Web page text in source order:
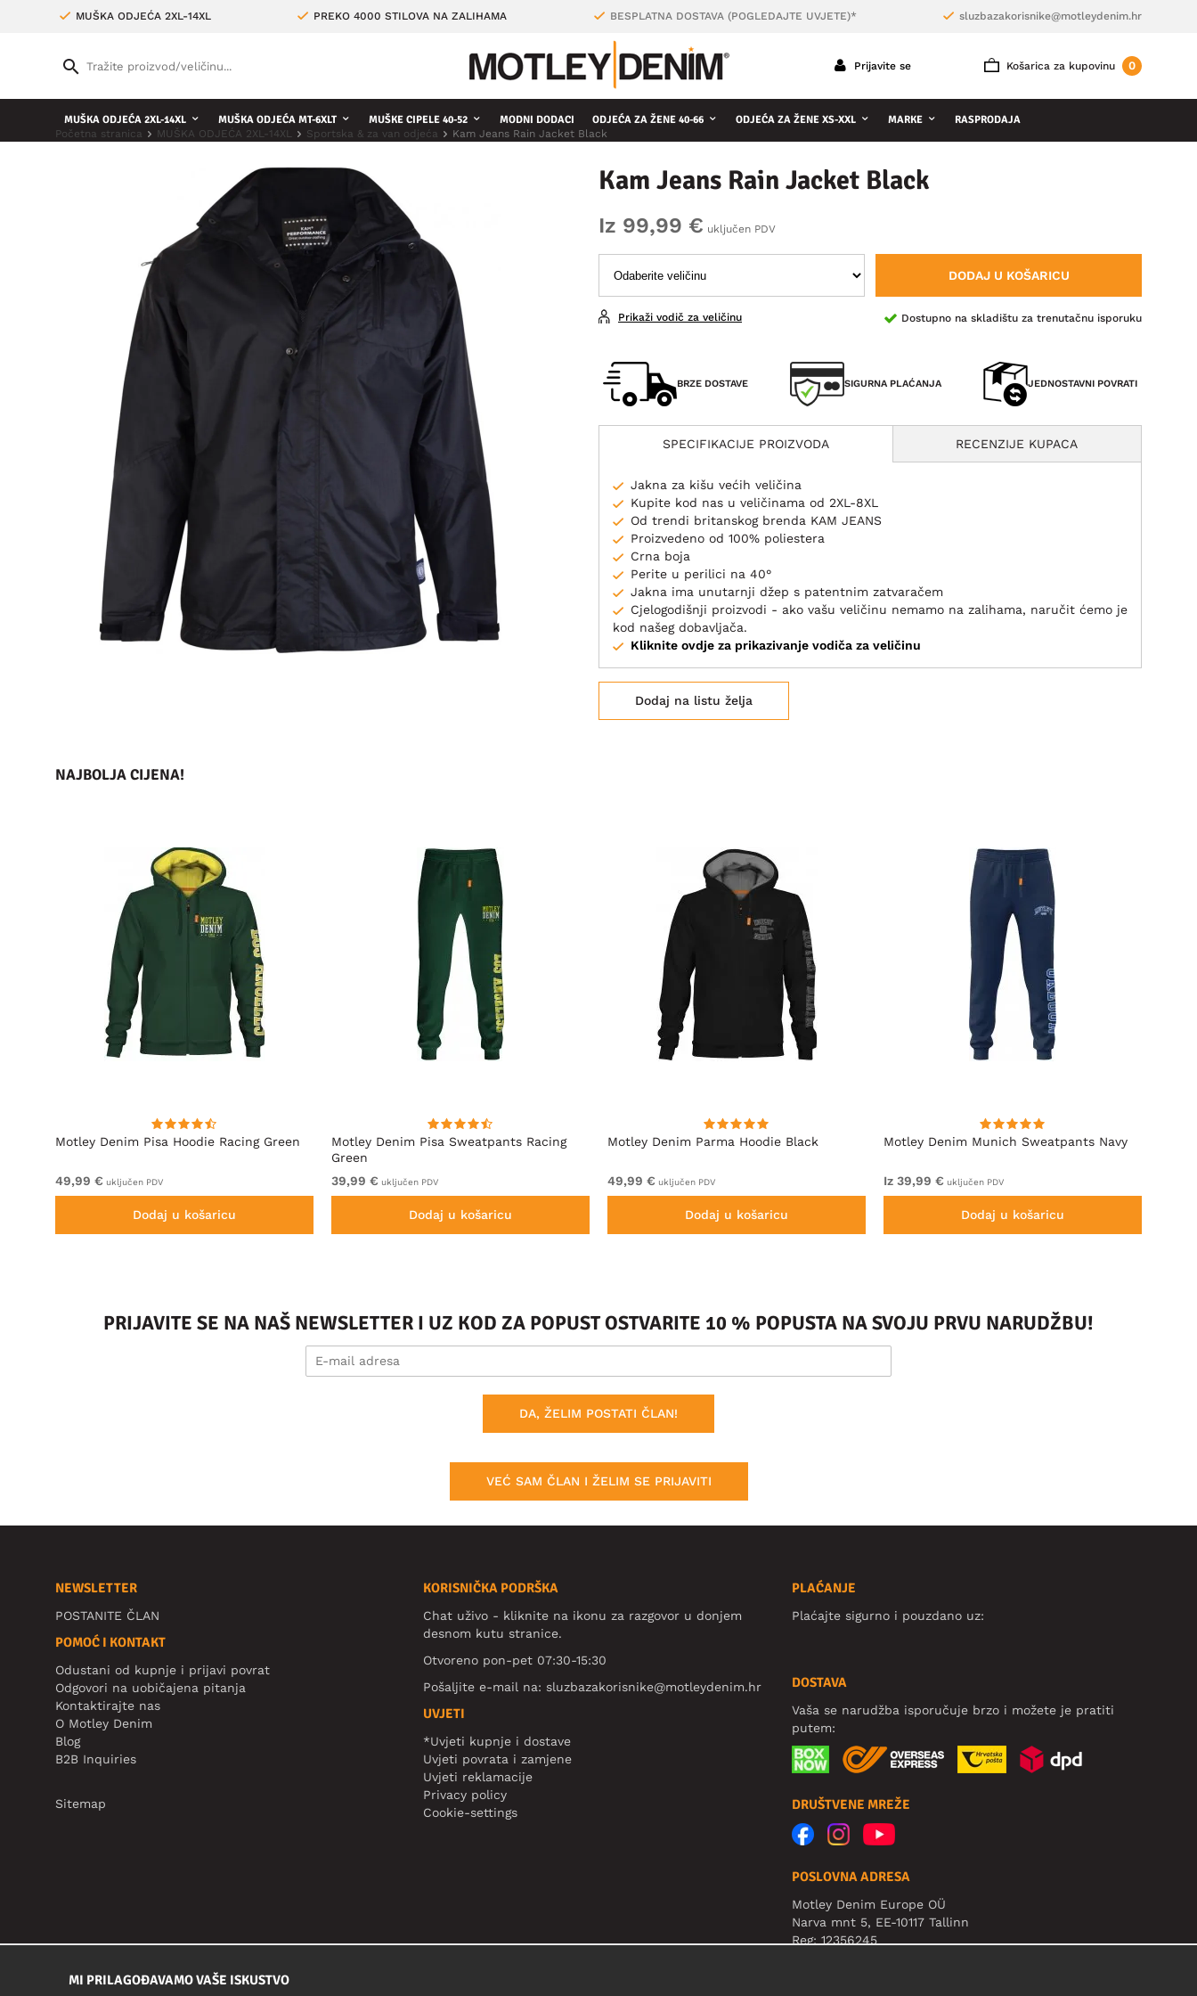
MUŠKA ODJEĆA 2XL-14XL PREKO 4000 STILOVA NA ZALIHAMA BESPLATNA DOSTAVA (POGLEDAJTE UVJETE)* sluzbazakorisnike@motleydenim.hr
Košarica za kupovinu 0
Prijavite se
MUŠKA ODJEĆA 2XL-14XL MUŠKA ODJEĆA MT-6XLT MUŠKE CIPELE 40-52 MODNI DODACI ODJEĆA ZA ŽENE 40-66 ODJEĆA ZA ŽENE XS-XXL MARKE RASPRODAJA
Početna stranica MUŠKA ODJEĆA 2XL-14XL Sportska & za van odjeća Kam Jeans Rain Jacket Black
Kam Jeans Rain Jacket Black
Iz 99,99 € uključen PDV
DODAJ U KOŠARICU
Dostupno na skladištu za trenutačnu isporuku
Prikaži vodič za veličinu
BRZE DOSTAVE SIGURNA PLAĆANJA JEDNOSTAVNI POVRATI
SPECIFIKACIJE PROIZVODA RECENZIJE KUPACA
Jakna za kišu većih veličina
Kupite kod nas u veličinama od 2XL-8XL
Od trendi britanskog brenda KAM JEANS
Proizvedeno od 100% poliestera
Crna boja
Perite u perilici na 40°
Jakna ima unutarnji džep s patentnim zatvaračem
Cjelogodišnji proizvodi - ako vašu veličinu nemamo na zalihama, naručit ćemo je
kod našeg dobavljača.
Kliknite ovdje za prikazivanje vodiča za veličinu
Dodaj na listu želja
NAJBOLJA CIJENA!
Motley Denim Pisa Hoodie Racing Green
49,99 € uključen PDV
Dodaj u košaricu
Motley Denim Pisa Sweatpants Racing
Green
39,99 € uključen PDV
Dodaj u košaricu
Motley Denim Parma Hoodie Black
49,99 € uključen PDV
Dodaj u košaricu
Motley Denim Munich Sweatpants Navy
Iz 39,99 € uključen PDV
Dodaj u košaricu
PRIJAVITE SE NA NAŠ NEWSLETTER I UZ KOD ZA POPUST OSTVARITE 10 % POPUSTA NA SVOJU PRVU NARUDŽBU!
DA, ŽELIM POSTATI ČLAN!
VEĆ SAM ČLAN I ŽELIM SE PRIJAVITI
NEWSLETTER
POSTANITE ČLAN
POMOĆ I KONTAKT
Odustani od kupnje i prijavi povrat
Odgovori na uobičajena pitanja
Kontaktirajte nas
O Motley Denim
Blog
B2B Inquiries
Sitemap
KORISNIČKA PODRŠKA
Chat uživo - kliknite na ikonu za razgovor u donjem
desnom kutu stranice.
Otvoreno pon-pet 07:30-15:30
Pošaljite e-mail na:sluzbazakorisnike@motleydenim.hr
UVJETI
*Uvjeti kupnje i dostave
Uvjeti povrata i zamjene
Uvjeti reklamacije
Privacy policy
Cookie-settings
PLAĆANJE
Plaćajte sigurno i pouzdano uz:
DOSTAVA
Vaša se narudžba isporučuje brzo i možete je pratiti
putem:
DRUŠTVENE MREŽE
POSLOVNA ADRESA
Motley Denim Europe OÜ
Narva mnt 5, EE-10117 Tallinn
Reg: 12356245
MI PRILAGOĐAVAMO VAŠE ISKUSTVO